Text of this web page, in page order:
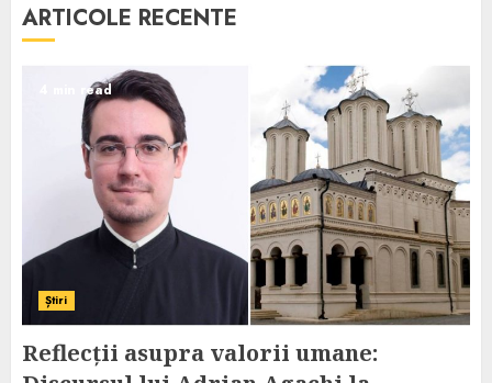
ARTICOLE RECENTE
4 min read
Știri
Reflecții asupra valorii umane: